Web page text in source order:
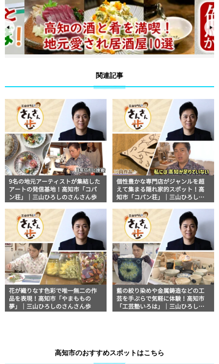
関連記事
9名の地元アーティストが集結した
アートの発信基地！高知市「コパ
ン荘」｜三山ひろしのさんさん歩
個性豊かな専門店がジャンルを超
えて集まる隠れ家的スポット！高
知市「コパン荘」｜三山ひろしの
花が織りなす色彩で唯一無二の作
品を表現！高知市「やまももの
夢」｜三山ひろしのさんさん歩
藍の絞り染めや金属鋳造などの工
芸を手ぶらで気軽に体験！高知市
「工芸塾いろは」｜三山ひろしの
高知市のおすすめスポットはこちら